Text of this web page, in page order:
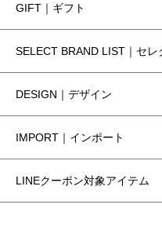
GIFT｜ギフト
SELECT BRAND LIST｜セレ
DESIGN｜デザイン
IMPORT｜インポート
LINEクーポン対象アイテム